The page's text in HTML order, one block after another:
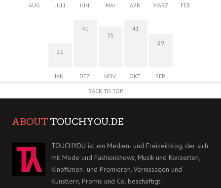
AUG. JULI JUNI MAI APR. MÄRZ FEB.
21
JAN.
41
DEZ.
35
NOV.
41
OKT.
29
SEP.
BACK TO TOP
ABOUT TOUCHYOU.DE
TOUCHYOU ist ein Medien- und Freizeitblog, der sich
mit Mode und Fashionshows, Musik und Konzerten,
Kinofilmen- und Premieren, Vernissagen und
Künstlern, Promis und Co. beschäftigt.